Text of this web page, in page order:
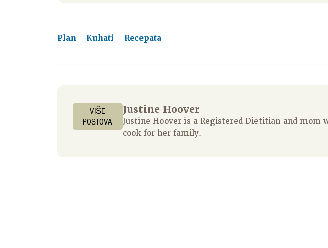
Plan Kuhati Recepata
VIŠE
POSTOVA
Justine Hoover
Justine Hoover is a Registered Dietitian and mom
cook for her family.